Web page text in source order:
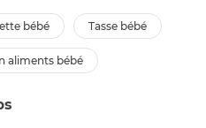
bébé tasse bébé
aliments bébé